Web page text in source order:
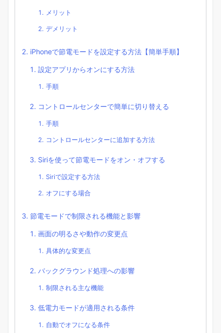
メリット
デメリット
iPhoneで節電モードを設定する方法【簡単手順】
設定アプリからオンにする方法
手順
コントロールセンターで簡単に切り替える
手順
コントロールセンターに追加する方法
Siriを使って節電モードをオン・オフする
Siriで設定する方法
オフにする場合
節電モードで制限される機能と影響
画面の明るさや動作の変更点
具体的な変更点
バックグラウンド処理への影響
制限される主な機能
低電力モードが適用される条件
自動でオフになる条件